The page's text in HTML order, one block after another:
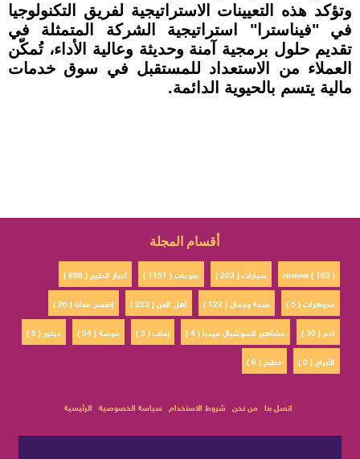
وتؤكد هذه التعيينات الاستراتيجية لفريق التكنولوجيا
في "فيناسترا" استراتيجية الشركة المتمثلة في
تقديم حلول برمجية آمنة وحديثة وعالية الأداء، تُمكّن
العملاء من الاستعداد للمستقبل في سوق خدمات
مالية يتسم بالحيوية الدائمة.
أقسام المجلة
أخبار الخليج ( 868 ) منوعات ( 1151 ) سيارات ( 203 )
review ( 103 )
إتفسح معانا ( 26 )
أهل الفن ( 223 ) صحة وجمال ( 123 )
مجوهرات ( 5 )
ديكور ( 5 )
موضة ( 54 ) زفاف ( 3 ) مشاهير السوشيال ميديا ( 4 )
ادم ( 30 )
مطبخ ( 6 )
الأبراج ( 0 )
الرئيسية سياسة الخصوصية شروط الاستخدام من نحن اتصل بنا